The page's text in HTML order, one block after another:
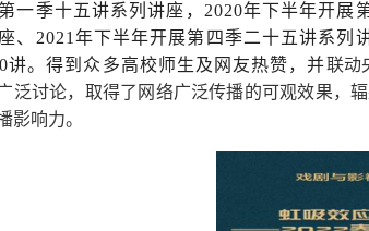
一季十五讲系列讲座，2020年下半年开展
、2021年下半年开展第四季二十五讲系列
讲。得到众多高校师生及网友热赞，并联动
泛讨论，取得了网络广泛传播的可观效果，
影响力。